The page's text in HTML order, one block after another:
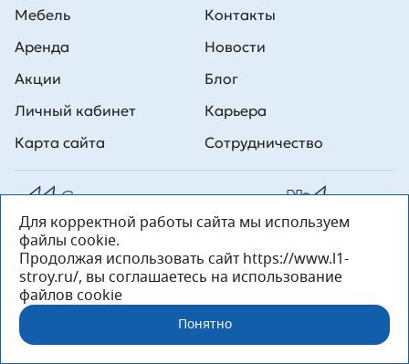
Мебель
Аренда
Акции
Личный кабинет
Карта сайта
Контакты
Новости
Блог
Карьера
Сотрудничество
Все права на публикуемые на сайте материалы принадлежат
ООО Л1 Строительная комания №1. Любая информация,
представленная на данном сайте, носит исключительно
информационный характер и ни при каких условиях не является
публичной офертой, определяемой положениями статьи 437 ГК РФ.
«ООО «Л1 Строительная Компания №1» 196233, Санкт-Петербург, ул.
Орджоникидзе, д. 52, литер А, пом. 92-Н, офис 4 ИНН 7810269443,
ОГРН 1027804853559»
Для корректной работы сайта мы используем
файлы cookie.
Продолжая использовать сайт https://www.l1-
stroy.ru/, вы соглашаетесь на использование
файлов cookie
Понятно